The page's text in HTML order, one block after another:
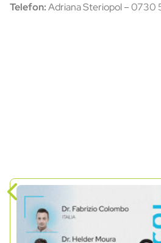
Telefon:Adriana Steriopol – 0730